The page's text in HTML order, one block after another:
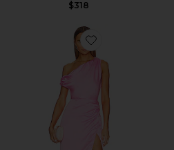
$318
Favorite JODIE 원피스